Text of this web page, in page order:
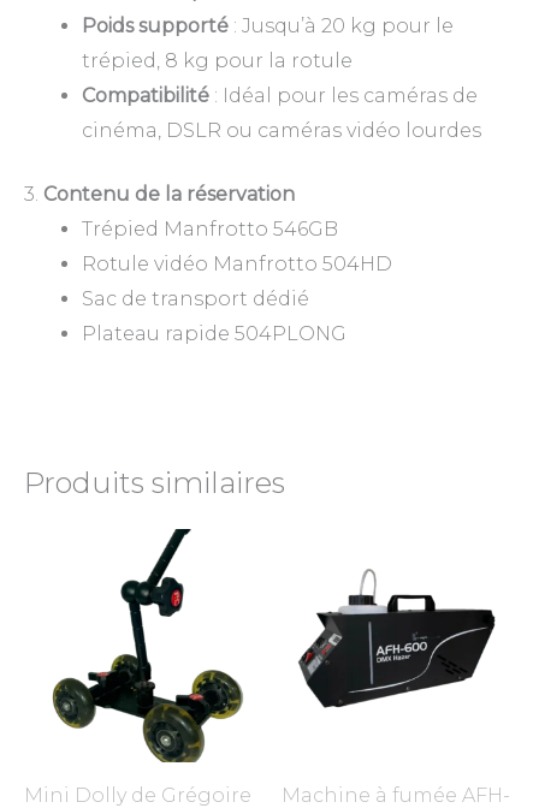
Poids supporté : Jusqu’à 20 kg pour le
trépied, 8 kg pour la rotule
Compatibilité : Idéal pour les caméras de
cinéma, DSLR ou caméras vidéo lourdes
3. Contenu de la réservation
Trépied Manfrotto 546GB
Rotule vidéo Manfrotto 504HD
Sac de transport dédié
Plateau rapide 504PLONG
Produits similaires
Mini Dolly de Grégoire
Machine à fumée AFH-